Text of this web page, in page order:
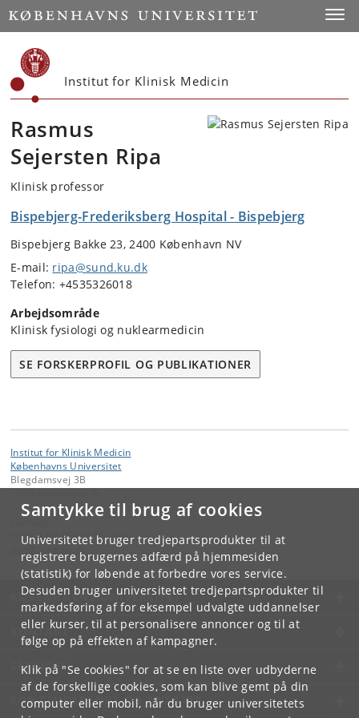
Samtykke til brug af cookies
Universitetet bruger tredjepartsprodukter til at
registrere brugernes adfærd på hjemmesiden
(statistik) for løbende at forbedre vores service.
Desuden bruger universitetet tredjepartsprodukter til
markedsføring af for eksempel udvalgte uddannelser
eller kurser, til at personalisere annoncer og til at
følge op på effekten af kampagner.
Klik på "Se cookies" for at se en liste over udbyderne
af de forskellige cookies, som kan blive gemt på din
computer eller mobil, når du bruger universitetets
Start
Institut for Klinisk Medicin
Rasmus
Sejersten Ripa
Klinisk professor
Bispebjerg-Frederiksberg Hospital - Bispebjerg
Bispebjerg Bakke 23, 2400 København NV
E-mail: ripa@sund.ku.dk
Telefon: +4535326018
Arbejdsområde
Klinisk fysiologi og nuklearmedicin
SE FORSKERPROFIL OG PUBLIKATIONER
Institut for Klinisk Medicin
Københavns Universitet
Blegdamsvej 3B
Institut for Klinisk Medicin
KØBENHAVNS UNIVERSITET
KONTAKT
SERVICES
FOR STUDERENDE OG ANSATTE